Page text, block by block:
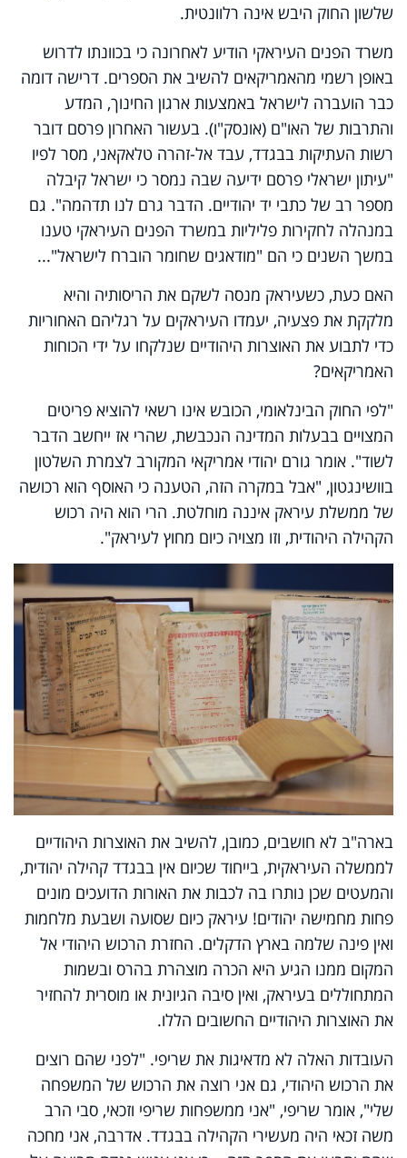
שלשון החוק היבש אינה רלוונטית.
משרד הפנים העיראקי הודיע לאחרונה כי בכוונתו לדרוש
באופן רשמי מהאמריקאים להשיב את הספרים. דרישה דומה
כבר הועברה לישראל באמצעות ארגון החינוך, המדע
והתרבות של האו"ם (אונסק"ו). בעשור האחרון פרסם דובר
רשות העתיקות בבגדד, עבד אל-זהרה טלאקאני, מסר לפיו
"עיתון ישראלי פרסם ידיעה שבה נמסר כי ישראל קיבלה
מספר רב של כתבי יד יהודיים. הדבר גרם לנו תדהמה". גם
במנהלה לחקירות פליליות במשרד הפנים העיראקי טענו
במשך השנים כי הם "מודאגים שחומר הוברח לישראל"...
האם כעת, כשעיראק מנסה לשקם את הריסותיה והיא
מלקקת את פצעיה, יעמדו העיראקים על רגליהם האחוריות
כדי לתבוע את האוצרות היהודיים שנלקחו על ידי הכוחות
האמריקאים?
"לפי החוק הבינלאומי, הכובש אינו רשאי להוציא פריטים
המצויים בבעלות המדינה הנכבשת, שהרי אז ייחשב הדבר
לשוד". אומר גורם יהודי אמריקאי המקורב לצמרת השלטון
בוושינגטון, "אבל במקרה הזה, הטענה כי האוסף הוא רכושה
של ממשלת עיראק איננה מוחלטת. הרי הוא היה רכוש
הקהילה היהודית, וזו מצויה כיום מחוץ לעיראק".
בארה"ב לא חושבים, כמובן, להשיב את האוצרות היהודיים
לממשלה העיראקית, בייחוד שכיום אין בבגדד קהילה יהודית,
והמעטים שכן נותרו בה לכבות את האורות הדועכים מונים
פחות מחמישה יהודים! עיראק כיום שסועה ושבעת מלחמות
ואין פינה שלמה בארץ הדקלים. החזרת הרכוש היהודי אל
המקום ממנו הגיע היא הכרה מוצהרת בהרס ובשמות
המתחוללים בעיראק, ואין סיבה הגיונית או מוסרית להחזיר
את האוצרות היהודיים החשובים הללו.
העובדות האלה לא מדאיגות את שריפי. "לפני שהם רוצים
את הרכוש היהודי, גם אני רוצה את הרכוש של המשפחה
שלי", אומר שריפי, "אני ממשפחות שריפי וזכאי, סבי הרב
משה זכאי היה מעשירי הקהילה בבגדד. אדרבה, אני מחכה